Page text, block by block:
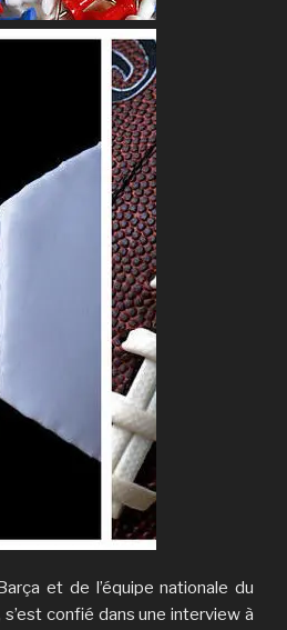
et de l’équipe nationale du
s’est confié dans une interview à